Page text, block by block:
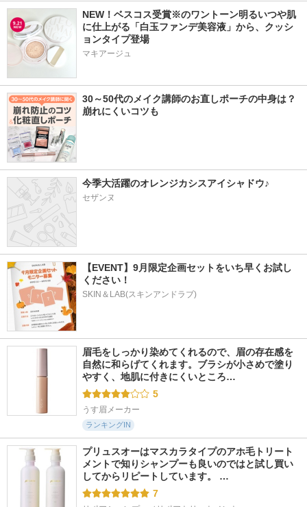
NEW！ベスコス受賞※のワントーン明るいつや肌
に仕上がる「白玉ファンデ美容液」から、クッシ
ョンタイプ登場
マキアージュ
30～50代のメイク講師のお直しポーチの中身は？
崩れにくいコツも
今季大活躍のオレンジカシスアイシャドウ♪
セザンヌ
【EVENT】9月限定企画セットをいち早くお試し
ください！
SKIN＆LAB(スキンアンドラブ)
眉毛をしっかり染めてくれるので、眉の存在感を
自然に和らげてくれます。ブラシが小さめで塗り
やすく、地肌に付きにくいところ…
5
うす眉メーカー
ランキングIN
プリュスオーはマスカラタイプのアホ毛トリート
メントで知りシャンプーも良いのではと試し買い
してからリピートしています。 …
7